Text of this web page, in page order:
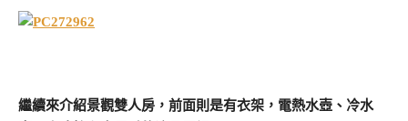
繼續來介紹景觀雙人房，前面則是有衣架，電熱水壺、冷水